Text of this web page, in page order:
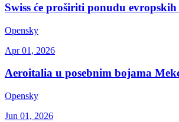
Swiss će proširiti ponudu evropskih
Opensky
Apr 01, 2026
Aeroitalia u posebnim bojama
Opensky
Jun 01, 2026